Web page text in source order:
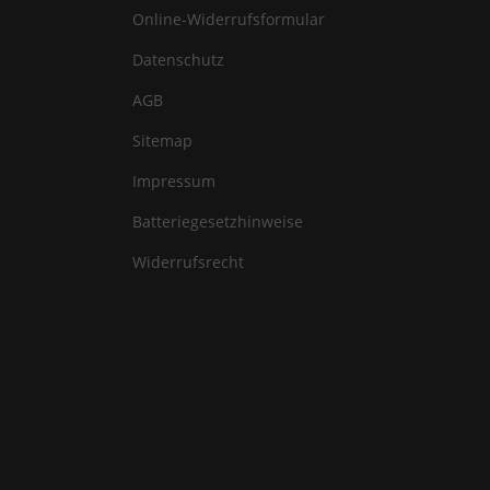
Online-Widerrufsformular
Datenschutz
AGB
Sitemap
Impressum
Batteriegesetzhinweise
Widerrufsrecht